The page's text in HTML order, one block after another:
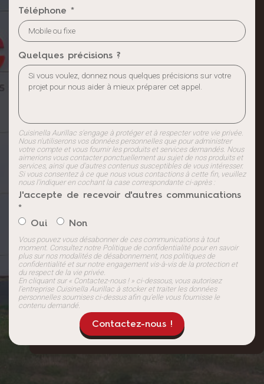
Téléphone *
Quelques précisions ?
Cuisinella Aurillac s'engage à protéger et à respecter votre vie privée.
Nous n'utiliserons vos données personnelles que pour administrer
votre compte et vous fournir les produits et services demandés. Nous
aimerions vous contacter ponctuellement au sujet de nos produits et
services, ainsi que d'autres contenus susceptibles de vous intéresser.
Si vous consentez à ce que nous vous contactions à cette fin, veuillez
nous l'indiquer en cochant la case correspondante ci-après :
J'accepte de recevoir d'autres communications
*
Oui
Non
Vous pouvez vous désabonner de ces communications à tout
moment. Consultez notre Politique de confidentialité pour en savoir
plus sur nos modalités de désabonnement, nos politiques de
confidentialité et sur notre engagement vis-à-vis de la protection et
du respect de la vie privée.
En cliquant sur « Contactez-nous ! » ci-dessous, vous autorisez
l’entreprise Cuisinella Aurillac à stocker et traiter les données
personnelles soumises ci-dessus afin qu’elle vous fournisse le
contenu demandé.